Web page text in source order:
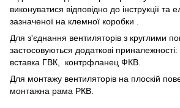
виконуватися відповідно до інструкції та
зазначеної на клемної коробки .
Для з'єднання вентиляторів з круглими
застосовуються додаткові
вставка ГВК, контрфланец ФКВ.
Для монтажу вентиляторів на плоскій
монтажна рама РКВ.